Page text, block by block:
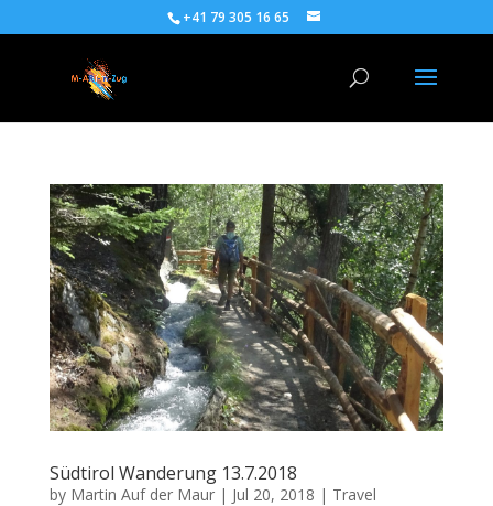
+41 79 305 16 65
Südtirol Wanderung 13.7.2018
by Martin Auf der Maur| Jul 20, 2018 | Travel